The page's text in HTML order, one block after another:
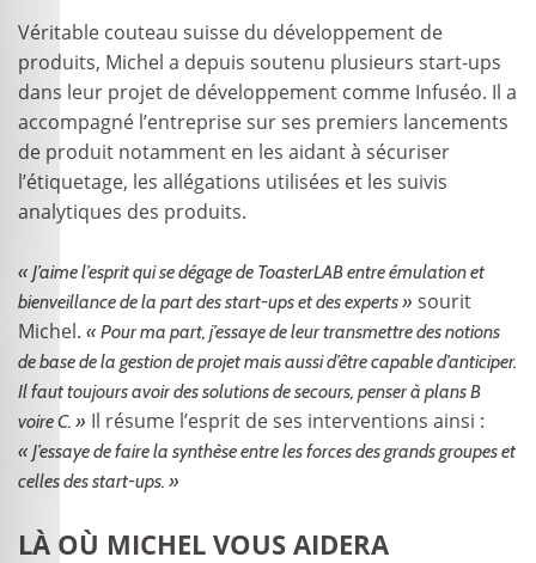
Véritable couteau suisse du développement de
produits, Michel a depuis soutenu plusieurs start-ups
dans leur projet de développement comme Infuséo. Il a
accompagné l’entreprise sur ses premiers lancements
de produit notamment en les aidant à sécuriser
l’étiquetage, les allégations utilisées et les suivis
analytiques des produits.
« J’aime l’esprit qui se dégage de ToasterLAB entre émulation et
bienveillance de la part des start-ups et des experts » sourit
Michel. « Pour ma part, j’essaye de leur transmettre des notions
de base de la gestion de projet mais aussi d’être capable d’anticiper.
Il faut toujours avoir des solutions de secours, penser à plans B
voire C. » Il résume l’esprit de ses interventions ainsi :
« J’essaye de faire la synthèse entre les forces des grands groupes et
celles des start-ups. »
LÀ OÙ MICHEL VOUS AIDERA